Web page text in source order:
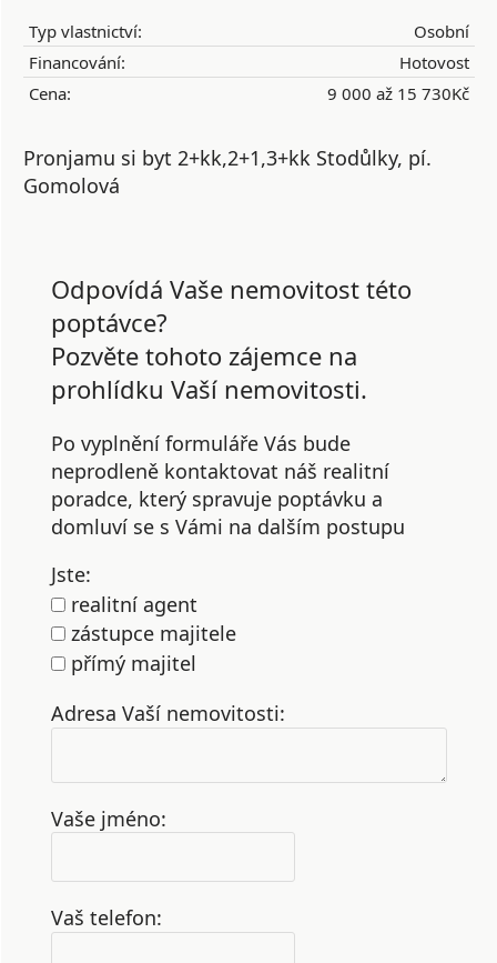
Typ vlastnictví:
Osobní
Financování:
Hotovost
Cena:
9 000 až 15 730Kč
Pronjamu si byt 2+kk,2+1,3+kk Stodůlky, pí.
Gomolová
Odpovídá Vaše nemovitost této
poptávce?
Pozvěte tohoto zájemce na
prohlídku Vaší nemovitosti.
Po vyplnění formuláře Vás bude
neprodleně kontaktovat náš realitní
poradce, který spravuje poptávku a
domluví se s Vámi na dalším postupu
Jste:
realitní agent
zástupce majitele
přímý majitel
Adresa Vaší nemovitosti:
Vaše jméno:
Vaš telefon: